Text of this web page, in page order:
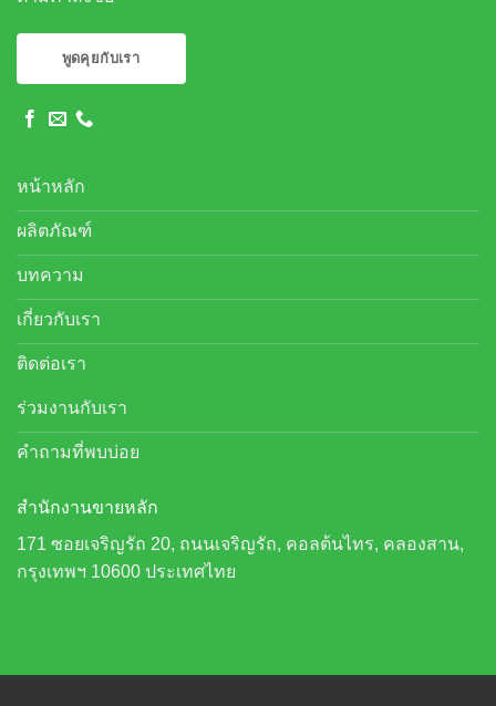
พูดคุยกับเรา
หน้าหลัก
ผลิตภัณฑ์
บทความ
เกี่ยวกับเรา
ติดต่อเรา
ร่วมงานกับเรา
คำถามที่พบบ่อย
สำนักงานขายหลัก
171 ซอยเจริญรัถ 20, ถนนเจริญรัถ, คอลต้นไทร, คลองสาน,
กรุงเทพฯ 10600 ประเทศไทย